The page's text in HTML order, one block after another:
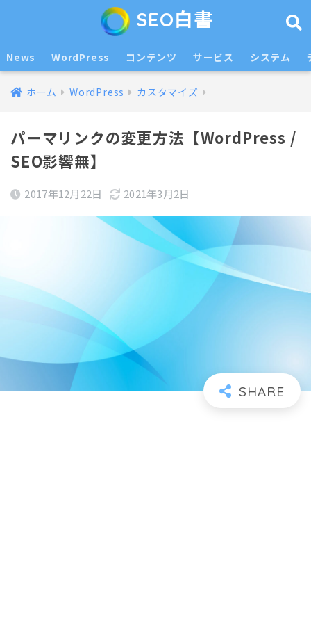
SEO白書
News WordPress コンテンツ サービス システム
ホーム WordPress カスタマイズ
パーマリンクの変更方法【WordPress /
SEO影響無】
2017年12月22日 2021年3月2日